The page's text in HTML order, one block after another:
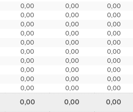
0,00 0,00
0,00
0,00 0,00
0,00
0,00 0,00
0,00
0,00 0,00
0,00
0,00 0,00
0,00
0,00 0,00
0,00
0,00 0,00
0,00
0,00 0,00
0,00
0,00 0,00
0,00
0,00 0,00 0,00
0,00 0,00 0,00